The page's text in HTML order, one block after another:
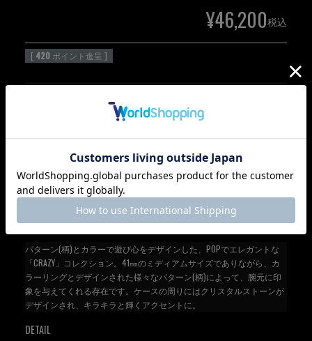
¥46,200税込
[ 420 ポイント進呈 ]
カートに入れる
パターン(柄)とカラーで遊び心をデザインした、POPでエレガントな
「CRAZY」コレクション。41㎜のミディアムサイズでありながら、カ
ラーリングとデザインされた様々なパターン(柄)によって、腕元に印
象を与えてくれる存在です。ケースの周りにはクリスタルストーンが
デザインされ、キラキラと輝くアクセントに。
DETAIL